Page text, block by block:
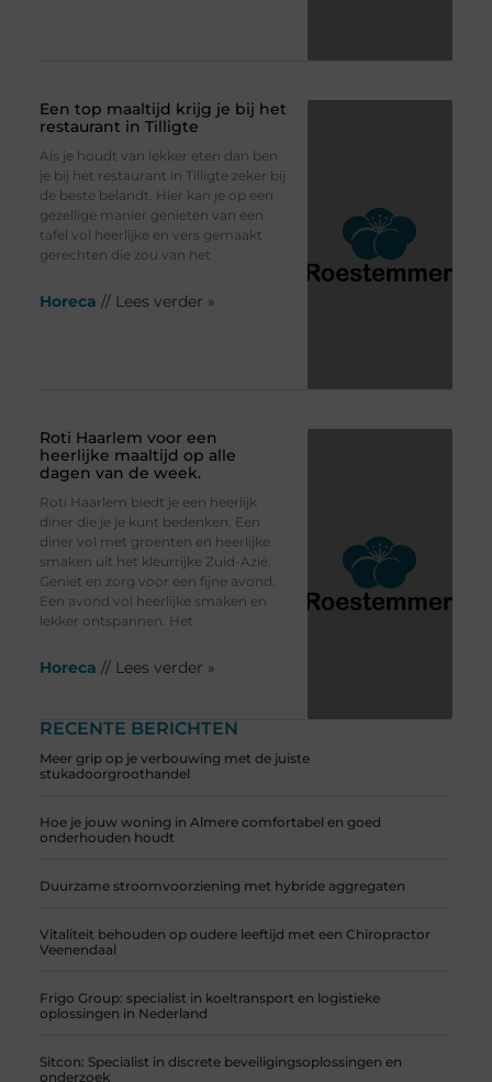
RECENTE BERICHTEN
Meer grip op je verbouwing met de juiste
stukadoorgroothandel
Hoe je jouw woning in Almere comfortabel en goed
onderhouden houdt
Duurzame stroomvoorziening met hybride aggregaten
Vitaliteit behouden op oudere leeftijd met een Chiropractor
Veenendaal
Frigo Group: specialist in koeltransport en logistieke
oplossingen in Nederland
Sitcon: Specialist in discrete beveiligingsoplossingen en
onderzoek
Een top maaltijd krijg je bij het
restaurant in Tilligte
Als je houdt van lekker eten dan ben
je bij het restaurant in Tilligte zeker bij
de beste belandt. Hier kan je op een
gezellige manier genieten van een
tafel vol heerlijke en vers gemaakt
gerechten die zou van het
Horeca // Lees verder »
Roti Haarlem voor een
heerlijke maaltijd op alle
dagen van de week.
Roti Haarlem biedt je een heerlijk
diner die je je kunt bedenken. Een
diner vol met groenten en heerlijke
smaken uit het kleurrijke Zuid-Azië.
Geniet en zorg voor een fijne avond.
Een avond vol heerlijke smaken en
lekker ontspannen. Het
Horeca // Lees verder »